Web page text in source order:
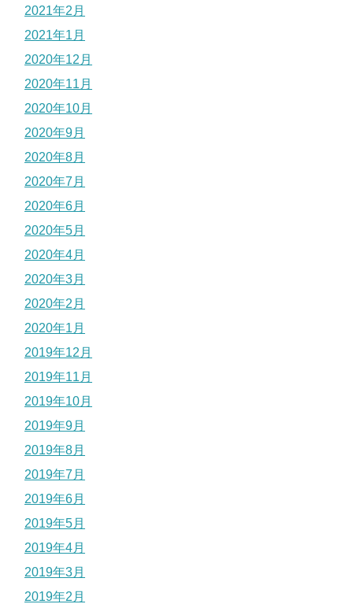
2021年2月
2021年1月
2020年12月
2020年11月
2020年10月
2020年9月
2020年8月
2020年7月
2020年6月
2020年5月
2020年4月
2020年3月
2020年2月
2020年1月
2019年12月
2019年11月
2019年10月
2019年9月
2019年8月
2019年7月
2019年6月
2019年5月
2019年4月
2019年3月
2019年2月